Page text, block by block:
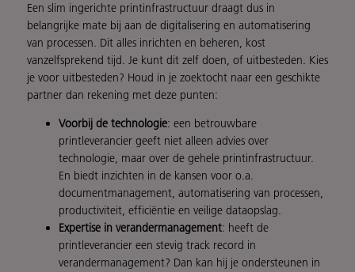
Een slim ingerichte printinfrastructuur draagt dus in
belangrijke mate bij aan de digitalisering en automatisering
van processen. Dit alles inrichten en beheren, kost
vanzelfsprekend tijd. Je kunt dit zelf doen, of uitbesteden. Kies
je voor uitbesteden? Houd in je zoektocht naar een geschikte
partner dan rekening met deze punten:
Voorbij de technologie: een betrouwbare
printleverancier geeft niet alleen advies over
technologie, maar over de gehele printinfrastructuur.
En biedt inzichten in de kansen voor o.a.
documentmanagement, automatisering van processen,
productiviteit, efficiëntie en veilige dataopslag.
Expertise in verandermanagement: heeft de
printleverancier een stevig track record in
verandermanagement? Dan kan hij je ondersteunen in